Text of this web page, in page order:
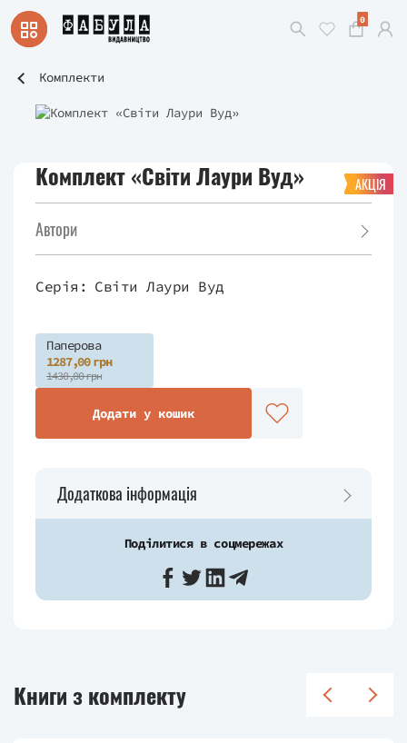
0
Комплекти
АКЦІЯ
Комплект «Світи Лаури Вуд»
Автори
Серія: Світи Лаури Вуд
Паперова
1287,00 грн
1430,00 грн
Додати у кошик
Додаткова інформація
Поділитися в соцмережах
Книги з комплекту